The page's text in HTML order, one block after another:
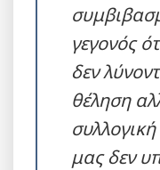
γεγονός
δεν
θέληση
μας δεν